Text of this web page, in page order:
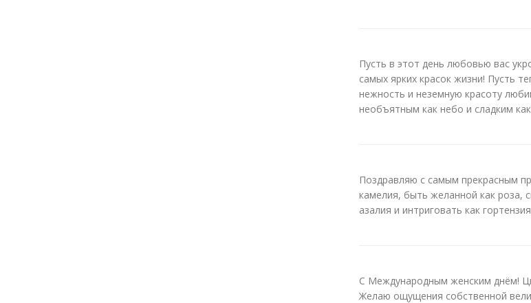
Пусть в этот день любовью вас
самых ярких красок жизни! Пусть
нежность и неземную красоту
необъятным как небо и сладким
Поздравляю с самым прекрасным
камелия, быть желанной как роза,
азалия и интриговать как
С Международным женским днём!
Желаю ощущения собственной